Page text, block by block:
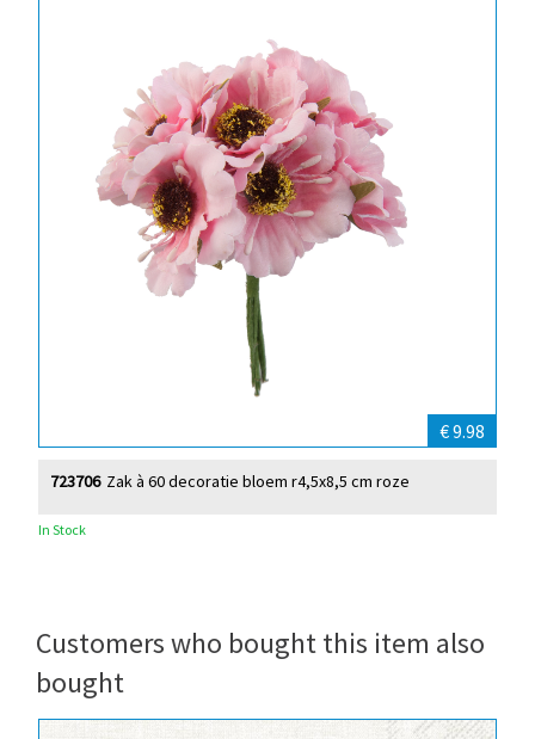
€ 9.98
Zak à 60 decoratie bloem r4,5x8,5 cm roze
723706
In Stock
Customers who bought this item also
bought